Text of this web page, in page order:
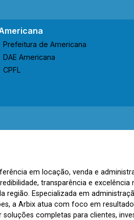
Prefeitura de Americana
DAE Americana
CPFL
em locação, venda e
transparência e
região. Especializada em
a Arbix atua com foco em
completas para clientes,